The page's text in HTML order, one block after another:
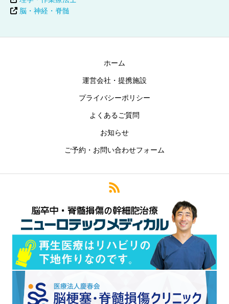
脳・神経・脊髄
ホーム
運営会社・提携施設
プライバシーポリシー
よくあるご質問
お知らせ
ご予約・お問い合わせフォーム